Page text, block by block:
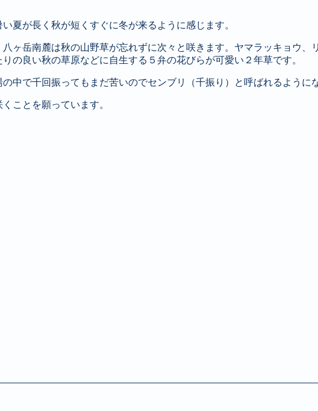
夏が長く秋が短くすぐに冬が来るように感じます。
ヶ岳南麓は秋の山野草が忘れずに次々と咲きます。ヤマラッキョウ
の良い秋の草原などに自生する５弁の花びらが可愛い２年草です。
中で千回振ってもまだ苦いのでセンブリ（千振り）と呼ばれるように
ことを願っています。